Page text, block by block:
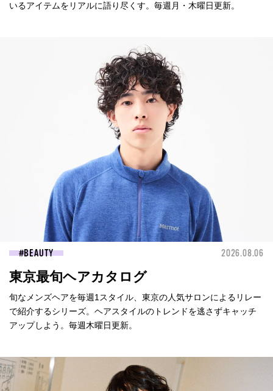
いるアイテムをリアルに語り尽くす。毎週月・木曜日更新。
BEAUTY 2026.08.06
東京最旬ヘアカタログ
旬なメンズヘアを毎週1スタイル、東京の人気サロンによるリレー
で紹介するシリーズ。ヘアスタイルのトレンドを逃さずキャッチ
アップしよう。毎週木曜日更新。